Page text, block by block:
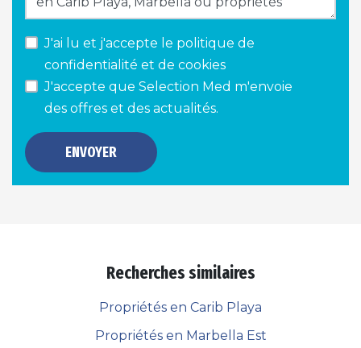
J'ai lu et j'accepte le politique de
confidentialité et de cookies
J'accepte que Selection Med m'envoie
des offres et des actualités.
ENVOYER
Recherches similaires
Propriétés en Carib Playa
Propriétés en Marbella Est